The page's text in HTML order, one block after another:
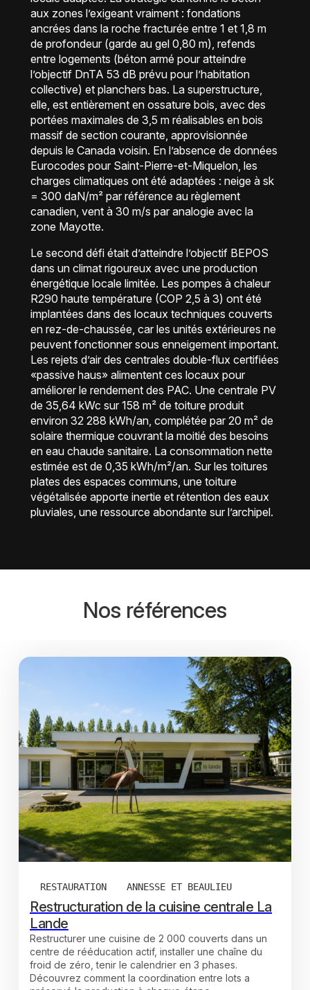
aux zones l’exigeant vraiment : fondations
ancrées dans la roche fracturée entre 1 et 1,8 m
de profondeur (garde au gel 0,80 m), refends
entre logements (béton armé pour atteindre
l’objectif DnTA 53 dB prévu pour l’habitation
collective) et planchers bas. La superstructure,
elle, est entièrement en ossature bois, avec des
portées maximales de 3,5 m réalisables en bois
massif de section courante, approvisionnée
depuis le Canada voisin. En l’absence de données
Eurocodes pour Saint-Pierre-et-Miquelon, les
charges climatiques ont été adaptées : neige à sk
= 300 daN/m² par référence au règlement
canadien, vent à 30 m/s par analogie avec la
zone Mayotte.
Le second défi était d’atteindre l’objectif BEPOS
dans un climat rigoureux avec une production
énergétique locale limitée. Les pompes à chaleur
R290 haute température (COP 2,5 à 3) ont été
implantées dans des locaux techniques couverts
en rez-de-chaussée, car les unités extérieures ne
peuvent fonctionner sous enneigement important.
Les rejets d’air des centrales double-flux certifiées
«passive haus» alimentent ces locaux pour
améliorer le rendement des PAC. Une centrale PV
de 35,64 kWc sur 158 m² de toiture produit
environ 32 288 kWh/an, complétée par 20 m² de
solaire thermique couvrant la moitié des besoins
en eau chaude sanitaire. La consommation nette
estimée est de 0,35 kWh/m²/an. Sur les toitures
plates des espaces communs, une toiture
végétalisée apporte inertie et rétention des eaux
pluviales, une ressource abondante sur l’archipel.
Nos références
RESTAURATION ANNESSE ET BEAULIEU
Restructuration de la cuisine centrale La
Lande
Restructurer une cuisine de 2 000 couverts dans un
centre de rééducation actif, installer une chaîne du
froid de zéro, tenir le calendrier en 3 phases.
Découvrez comment la coordination entre lots a